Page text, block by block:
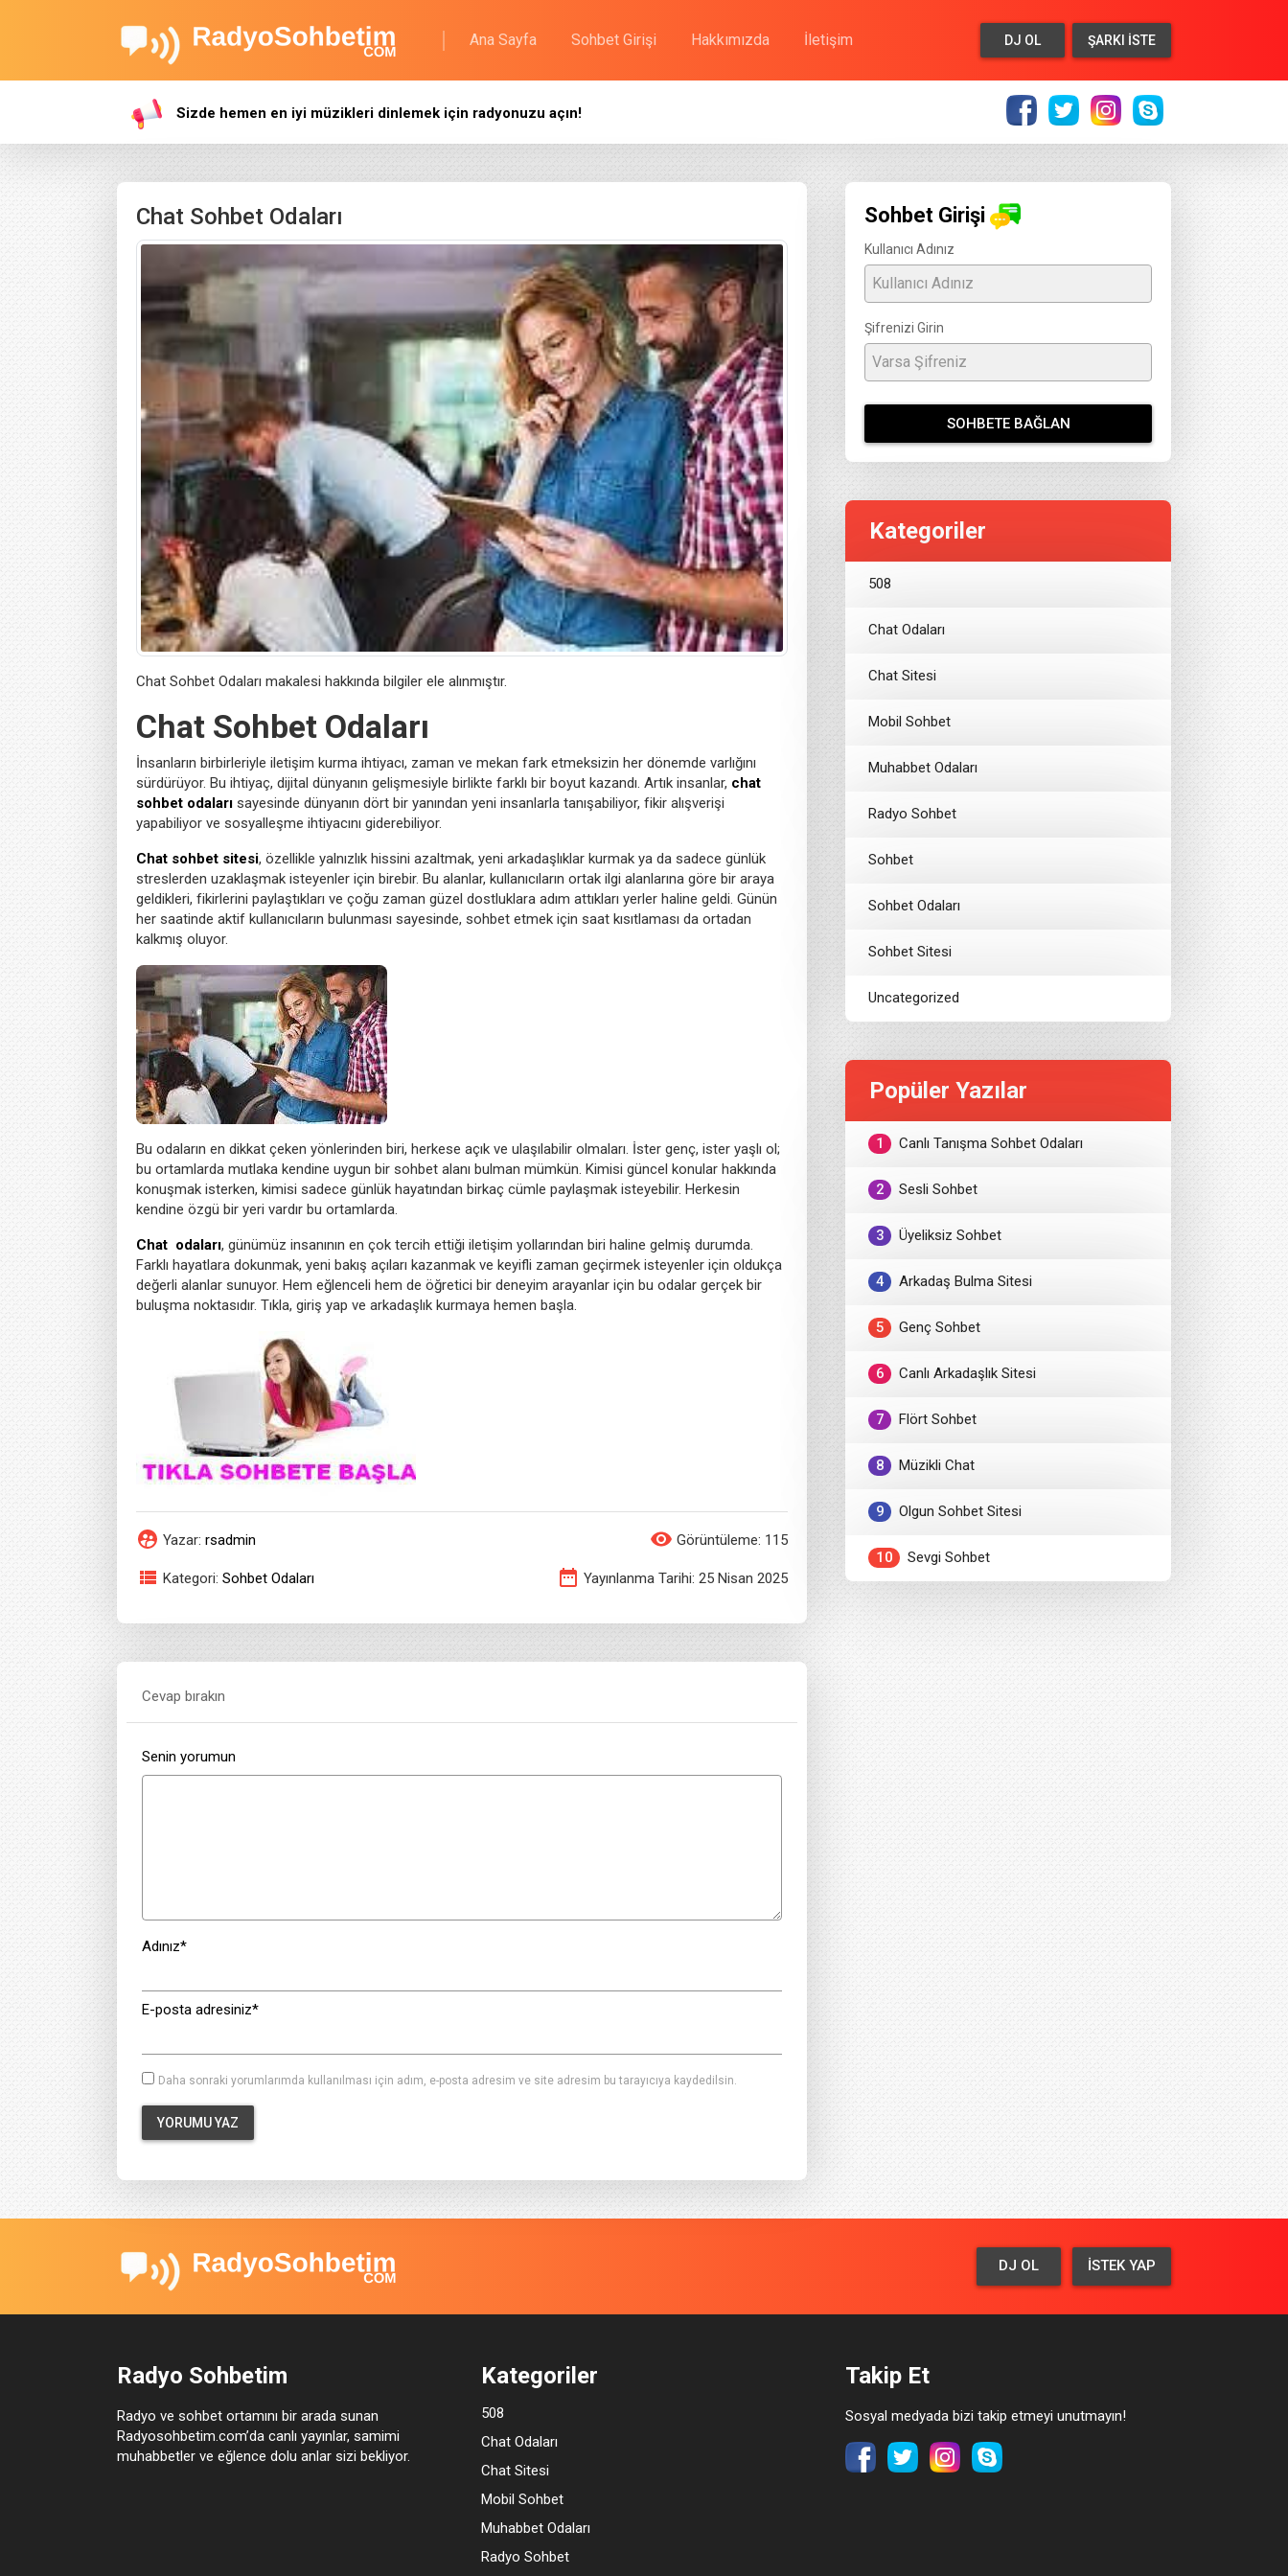
Ana Sayfa Sohbet Girişi Hakkımızda İletişim DJ OL ŞARKI İSTE
Sizde hemen en iyi müzikleri dinlemek için radyonuzu açın!
Chat Sohbet Odaları
Chat Sohbet Odaları makalesi hakkında bilgiler ele alınmıştır.
Chat Sohbet Odaları
İnsanların birbirleriyle iletişim kurma ihtiyacı, zaman ve mekan fark etmeksizin her dönemde varlığını
sürdürüyor. Bu ihtiyaç, dijital dünyanın gelişmesiyle birlikte farklı bir boyut kazandı. Artık insanlar, chat
sohbet odaları sayesinde dünyanın dört bir yanından yeni insanlarla tanışabiliyor, fikir alışverişi
yapabiliyor ve sosyalleşme ihtiyacını giderebiliyor.
Chat sohbet sitesi, özellikle yalnızlık hissini azaltmak, yeni arkadaşlıklar kurmak ya da sadece günlük
streslerden uzaklaşmak isteyenler için birebir. Bu alanlar, kullanıcıların ortak ilgi alanlarına göre bir araya
geldikleri, fikirlerini paylaştıkları ve çoğu zaman güzel dostluklara adım attıkları yerler haline geldi. Günün
her saatinde aktif kullanıcıların bulunması sayesinde, sohbet etmek için saat kısıtlaması da ortadan
kalkmış oluyor.
Bu odaların en dikkat çeken yönlerinden biri, herkese açık ve ulaşılabilir olmaları. İster genç, ister yaşlı ol;
bu ortamlarda mutlaka kendine uygun bir sohbet alanı bulman mümkün. Kimisi güncel konular hakkında
konuşmak isterken, kimisi sadece günlük hayatından birkaç cümle paylaşmak isteyebilir. Herkesin
kendine özgü bir yeri vardır bu ortamlarda.
Chat odaları, günümüz insanının en çok tercih ettiği iletişim yollarından biri haline gelmiş durumda.
Farklı hayatlara dokunmak, yeni bakış açıları kazanmak ve keyifli zaman geçirmek isteyenler için oldukça
değerli alanlar sunuyor. Hem eğlenceli hem de öğretici bir deneyim arayanlar için bu odalar gerçek bir
buluşma noktasıdır. Tıkla, giriş yap ve arkadaşlık kurmaya hemen başla.
Yazar: rsadmin Görüntüleme: 115
Kategori: Sohbet Odaları Yayınlanma Tarihi: 25 Nisan 2025
Cevap bırakın
Senin yorumun
Adınız*
E-posta adresiniz*
Daha sonraki yorumlarımda kullanılması için adım, e-posta adresim ve site adresim bu tarayıcıya kaydedilsin.
Sohbet Girişi
Kullanıcı Adınız
Şifrenizi Girin
SOHBETE BAĞLAN
Kategoriler
508
Chat Odaları
Chat Sitesi
Mobil Sohbet
Muhabbet Odaları
Radyo Sohbet
Sohbet
Sohbet Odaları
Sohbet Sitesi
Uncategorized
Popüler Yazılar
1 Canlı Tanışma Sohbet Odaları
2 Sesli Sohbet
3 Üyeliksiz Sohbet
4 Arkadaş Bulma Sitesi
5 Genç Sohbet
6 Canlı Arkadaşlık Sitesi
7 Flört Sohbet
8 Müzikli Chat
9 Olgun Sohbet Sitesi
10 Sevgi Sohbet
DJ OL İSTEK YAP
Radyo Sohbetim
Radyo ve sohbet ortamını bir arada sunan
Radyosohbetim.com’da canlı yayınlar, samimi
muhabbetler ve eğlence dolu anlar sizi bekliyor.
Kategoriler
508
Chat Odaları
Chat Sitesi
Mobil Sohbet
Muhabbet Odaları
Radyo Sohbet
Takip Et
Sosyal medyada bizi takip etmeyi unutmayın!